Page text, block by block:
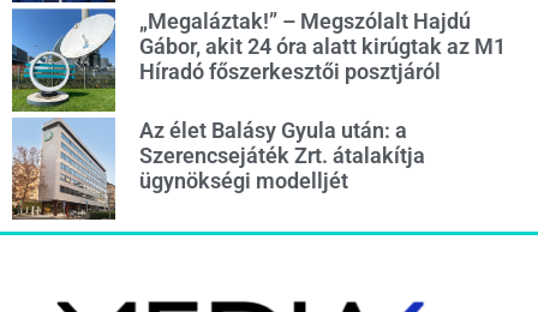
„Megaláztak!” – Megszólalt Hajdú
Gábor, akit 24 óra alatt kirúgtak az M1
Híradó főszerkesztői posztjáról
Az élet Balásy Gyula után: a
Szerencsejáték Zrt. átalakítja
ügynökségi modelljét